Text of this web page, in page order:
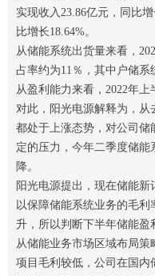
实现收入23.86亿元，同比
比增长18.64%。
从储能系统出货量来看，
占率约为11％，其中户储系
从盈利能力来看，2022年上
对此，阳光电源解释为，从
都处于上涨态势，对公司
定的压力，今年二季度储
降。
阳光电源提出，现在储能
以保障储能系统业务的毛
升，所以判断下半年储能盈
从储能业务市场区域布局
项目毛利较低，公司在国内